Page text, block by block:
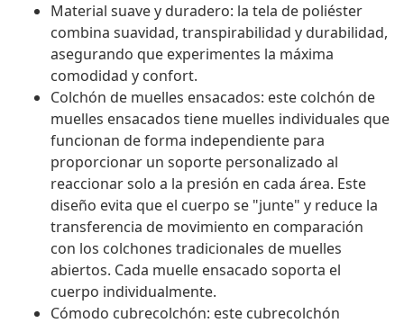
Material suave y duradero: la tela de poliéster
combina suavidad, transpirabilidad y durabilidad,
asegurando que experimentes la máxima
comodidad y confort.
Colchón de muelles ensacados: este colchón de
muelles ensacados tiene muelles individuales que
funcionan de forma independiente para
proporcionar un soporte personalizado al
reaccionar solo a la presión en cada área. Este
diseño evita que el cuerpo se "junte" y reduce la
transferencia de movimiento en comparación
con los colchones tradicionales de muelles
abiertos. Cada muelle ensacado soporta el
cuerpo individualmente.
Cómodo cubrecolchón: este cubrecolchón